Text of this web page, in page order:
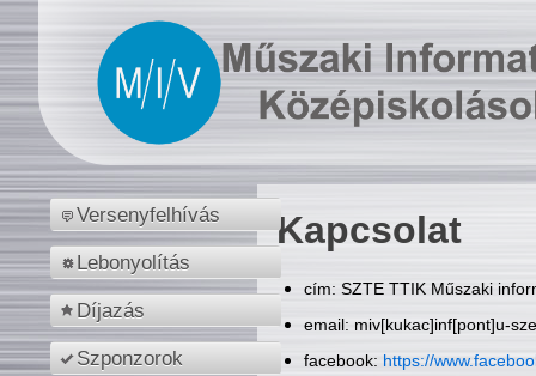
Versenyfelhívás
Lebonyolítás
Díjazás
Szponzorok
Kapcsolat
cím: SZTE TTIK Műszaki
email: miv[kukac]inf[pont]u-
facebook: https://